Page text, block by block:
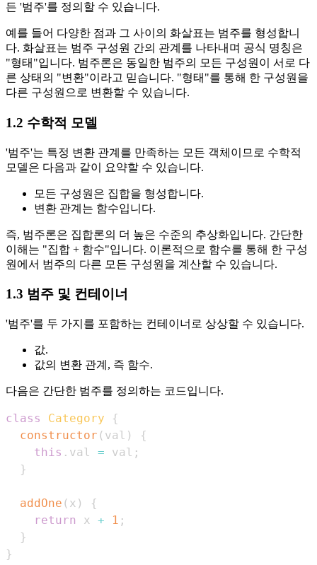
든 '범주'를 정의할 수 있습니다.
예를 들어 다양한 점과 그 사이의 화살표는 범주를 형성합니
다. 화살표는 범주 구성원 간의 관계를 나타내며 공식 명칭은
"형태"입니다. 범주론은 동일한 범주의 모든 구성원이 서로 다
른 상태의 "변환"이라고 믿습니다. "형태"를 통해 한 구성원을
다른 구성원으로 변환할 수 있습니다.
1.2 수학적 모델
'범주'는 특정 변환 관계를 만족하는 모든 객체이므로 수학적
모델은 다음과 같이 요약할 수 있습니다.
모든 구성원은 집합을 형성합니다.
변환 관계는 함수입니다.
즉, 범주론은 집합론의 더 높은 수준의 추상화입니다. 간단한
이해는 "집합 + 함수"입니다. 이론적으로 함수를 통해 한 구성
원에서 범주의 다른 모든 구성원을 계산할 수 있습니다.
1.3 범주 및 컨테이너
'범주'를 두 가지를 포함하는 컨테이너로 상상할 수 있습니다.
값.
값의 변환 관계, 즉 함수.
다음은 간단한 범주를 정의하는 코드입니다.
class Category
{
constructor ( val )
{
this . val = val ;
}
addOne ( x )
{
return
x + 1 ;
}
}